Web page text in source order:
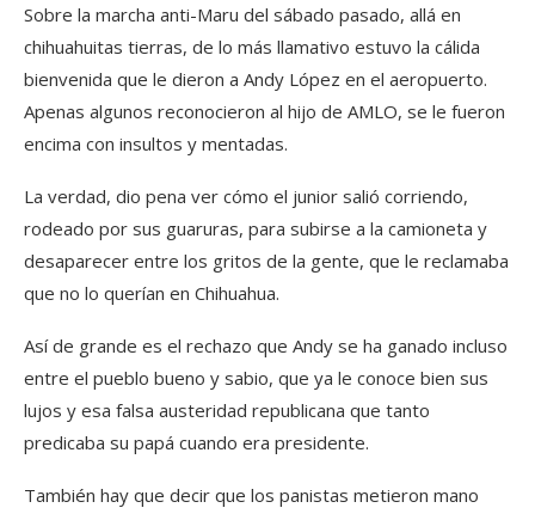
Sobre la marcha anti-Maru del sábado pasado, allá en
chihuahuitas tierras, de lo más llamativo estuvo la cálida
bienvenida que le dieron a Andy López en el aeropuerto.
Apenas algunos reconocieron al hijo de AMLO, se le fueron
encima con insultos y mentadas.
La verdad, dio pena ver cómo el junior salió corriendo,
rodeado por sus guaruras, para subirse a la camioneta y
desaparecer entre los gritos de la gente, que le reclamaba
que no lo querían en Chihuahua.
Así de grande es el rechazo que Andy se ha ganado incluso
entre el pueblo bueno y sabio, que ya le conoce bien sus
lujos y esa falsa austeridad republicana que tanto
predicaba su papá cuando era presidente.
También hay que decir que los panistas metieron mano